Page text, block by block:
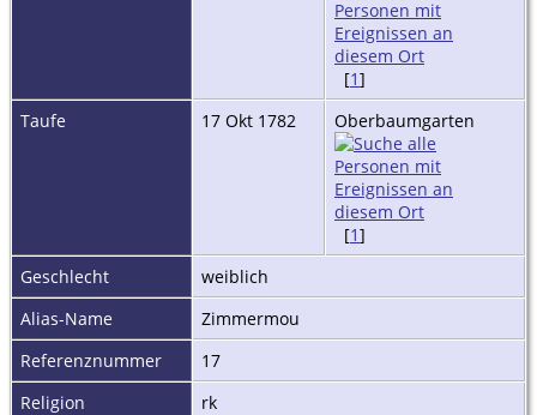
[1]
Taufe
17 Okt 1782 Oberbaumgarten
[1]
Geschlecht
weiblich
Alias-Name
Zimmermou
Referenznummer
17
Religion
rk